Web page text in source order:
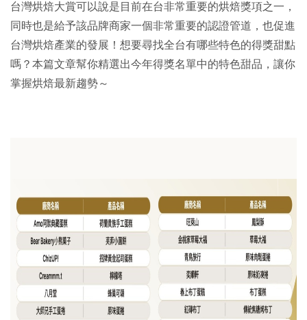
台灣烘焙大賞可以說是目前在台非常重要的烘焙獎項之一，
同時也是給予該品牌商家一個非常重要的認證管道，也促進
台灣烘焙產業的發展！想要尋找全台有哪些特色的得獎甜點
嗎？本篇文章幫你精選出今年得獎名單中的特色甜品，讓你
掌握烘焙最新趨勢～